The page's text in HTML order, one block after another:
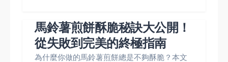
馬鈴薯煎餅酥脆秘訣大公開！
從失敗到完美的終極指南
為什麼你做的馬鈴薯煎餅總是不夠酥脆？本文